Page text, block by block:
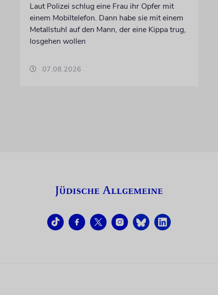
Laut Polizei schlug eine Frau ihr Opfer mit
einem Mobiltelefon. Dann habe sie mit einem
Metallstuhl auf den Mann, der eine Kippa trug,
losgehen wollen
07.08.2026